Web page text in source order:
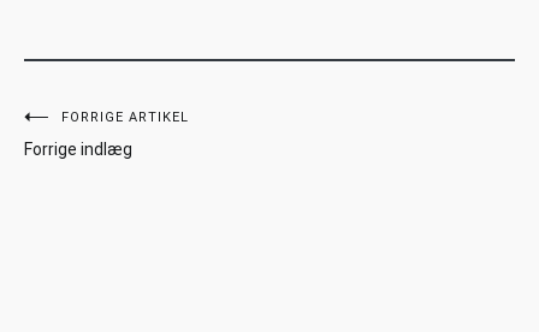
FORRIGE ARTIKEL
Forrige indlæg